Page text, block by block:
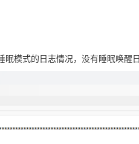
眠模式的日志情况，没有睡眠唤醒